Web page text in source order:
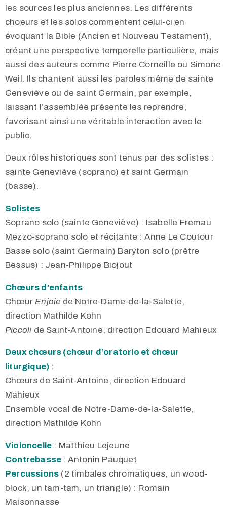
les sources les plus anciennes. Les différents
choeurs et les solos commentent celui-ci en
évoquant la Bible (Ancien et Nouveau Testament),
créant une perspective temporelle particulière, mais
aussi des auteurs comme Pierre Corneille ou Simone
Weil. Ils chantent aussi les paroles même de sainte
Geneviève ou de saint Germain, par exemple,
laissant l’assemblée présente les reprendre,
favorisant ainsi une véritable interaction avec le
public.
Deux rôles historiques sont tenus par des solistes :
sainte Geneviève (soprano) et saint Germain
(basse).
Solistes
Soprano solo (sainte Geneviève) : Isabelle Fremau
Mezzo-soprano solo et récitante : Anne Le Coutour
Basse solo (saint Germain) Baryton solo (prêtre
Bessus) : Jean-Philippe Biojout
Chœurs d’enfants
ChœurEnjoie de Notre-Dame-de-la-Salette,
direction Mathilde Kohn
Piccoli de Saint-Antoine, direction Edouard Mahieux
Deux chœurs (chœur d’oratorio et chœur
liturgique) :
Chœurs de Saint-Antoine, direction Edouard
Mahieux
Ensemble vocal de Notre-Dame-de-la-Salette,
direction Mathilde Kohn
Violoncelle : Matthieu Lejeune
Contrebasse : Antonin Pauquet
Percussions (2 timbales chromatiques, un wood-
block, un tam-tam, un triangle) : Romain
Maisonnasse